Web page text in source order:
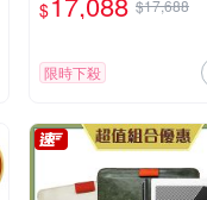
$ $17,688
限時下殺